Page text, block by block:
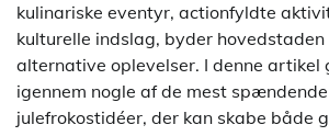
kulinariske eventyr, actionfyldte
kulturelle indslag, byder
alternative oplevelser. I denne artikel
igennem nogle af de mest
julefrokostidéer, der kan skabe både